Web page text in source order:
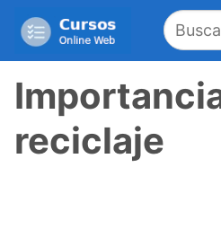
reciclaje